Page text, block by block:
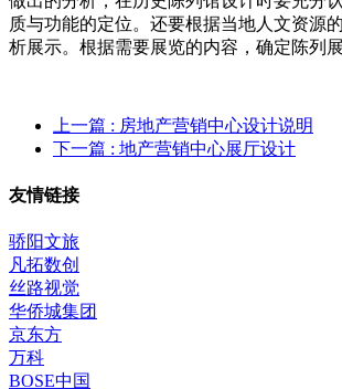
质与功能的定位。还要根据当地人文资源
析展示。根据需要展览的内容，确定陈列
上一篇 : 房地产营销中心设计说明
下一篇 : 地产营销中心展厅设计
友情链接
骄阳文旅
凡拓数创
丝路视觉
华侨城集团
京东方
万科
BOSE中国